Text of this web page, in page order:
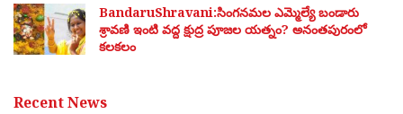
BandaruShravani:సింగనమల ఎమ్మెల్యే బండారు
శ్రావణి ఇంటి వద్ద క్షుద్ర పూజల యత్నం? అనంతపురంలో
కలకలం
Recent News